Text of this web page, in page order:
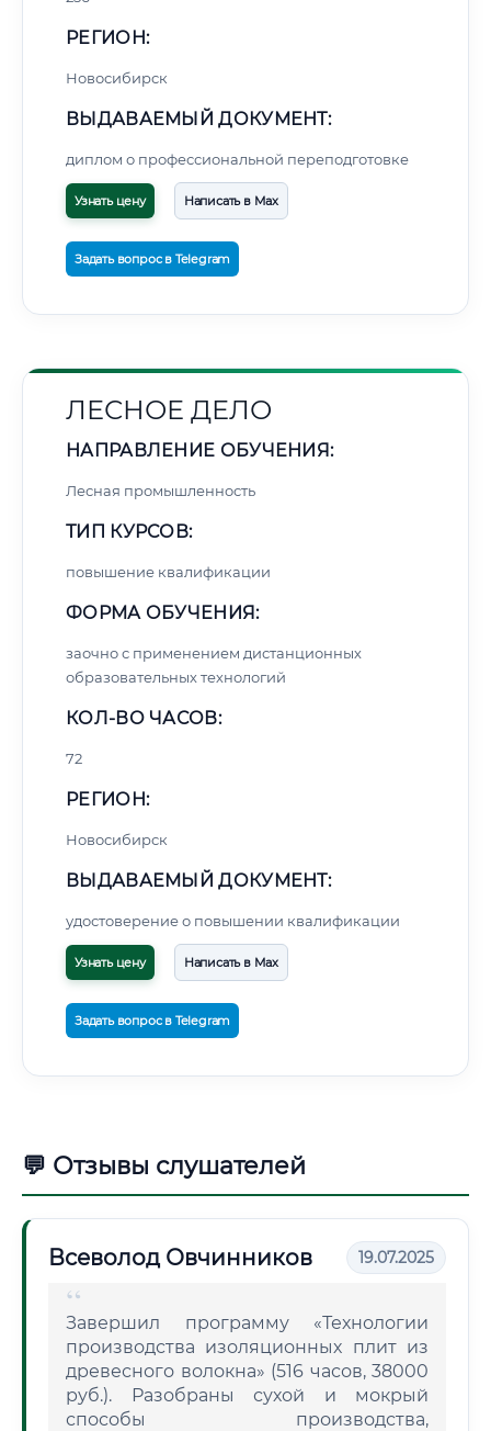
РЕГИОН:
Новосибирск
ВЫДАВАЕМЫЙ ДОКУМЕНТ:
диплом о профессиональной переподготовке
Узнать цену Написать в Max
Задать вопрос в Telegram
ЛЕСНОЕ ДЕЛО
НАПРАВЛЕНИЕ ОБУЧЕНИЯ:
Лесная промышленность
ТИП КУРСОВ:
повышение квалификации
ФОРМА ОБУЧЕНИЯ:
заочно с применением дистанционных
образовательных технологий
КОЛ-ВО ЧАСОВ:
72
РЕГИОН:
Новосибирск
ВЫДАВАЕМЫЙ ДОКУМЕНТ:
удостоверение о повышении квалификации
Узнать цену Написать в Max
Задать вопрос в Telegram
💬 Отзывы слушателей
Всеволод Овчинников 19.07.2025
Завершил программу «Технологии
производства изоляционных плит из
древесного волокна» (516 часов, 38000
руб.). Разобраны сухой и мокрый
способы производства,